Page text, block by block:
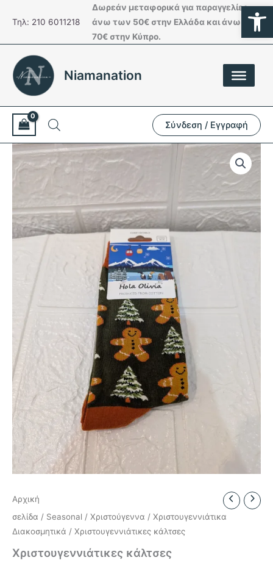
στοΤηλ: 210 6011218
Δωρεάν μεταφορικά για παραγγελίες
άνω των 50€ στην Ελλάδα και άνω των
70€ στην Κύπρο.
Niamanation
Σύνδεση / Εγγραφή
Αρχική
σελίδα / Seasonal / Χριστούγεννα / Χριστουγεννιάτικα
Διακοσμητικά / Χριστουγεννιάτικες κάλτσες
Χριστουγεννιάτικες κάλτσες